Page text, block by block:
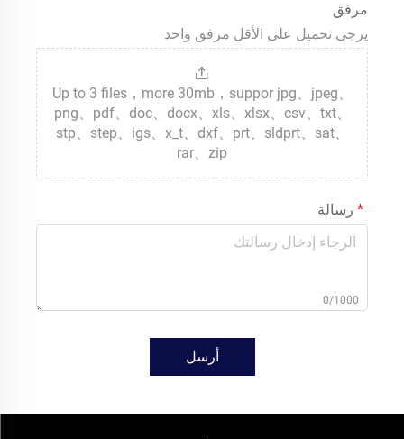
مرفق
يرجى تحميل على الأقل مرفق واحد
Up to 3 files，more 30mb，suppor jpg、jpeg、
png、pdf、doc、docx、xls、xlsx、csv、txt、
stp、step、igs、x_t、dxf、prt、sldprt、sat、
rar、zip
رسالة
0/1000
أرسل